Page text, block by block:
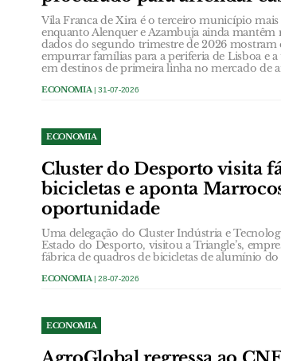
Vila Franca de Xira é o terceiro município
enquanto Alenquer e Azambuja ainda mantêm
dados do segundo trimestre de 2026 mostram
empurrar famílias para a periferia de Lisboa e
em destinos de primeira linha no mercado de
ECONOMIA | 31-07-2026
ECONOMIA
Cluster do Desporto visita
bicicletas e aponta
oportunidade
Uma delegação do Cluster Indústria e
Estado do Desporto, visitou a Triangle’s,
fábrica de quadros de bicicletas de alumínio do
ECONOMIA | 28-07-2026
ECONOMIA